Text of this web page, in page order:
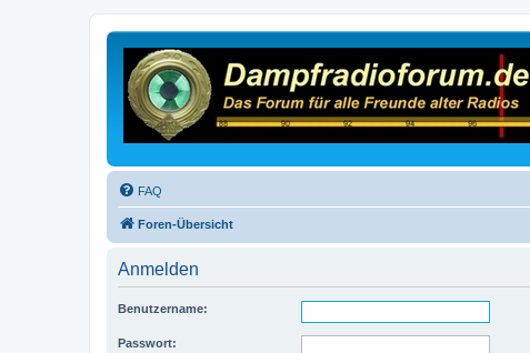
FAQ
Foren-Übersicht
Anmelden
Benutzername:
Passwort: